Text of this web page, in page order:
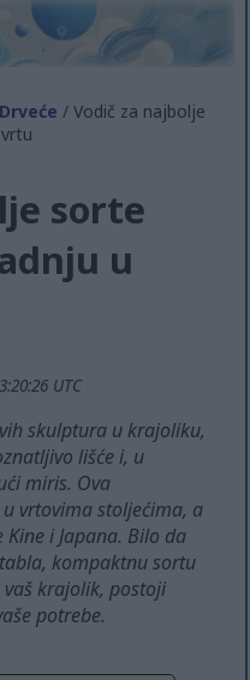
Drveće / Vodič za najbolje
sorte
u
UTC
skulptura u krajoliku,
lišće i, u
miris. Ova
vrtovima stoljećima, a
i Japana. Bilo da
kompaktnu sortu
krajolik, postoji
potrebe.